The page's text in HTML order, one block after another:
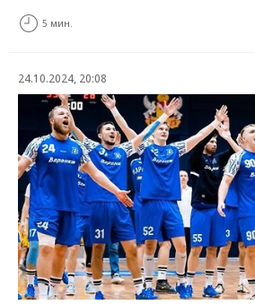
5 мин.
24.10.2024, 20:08